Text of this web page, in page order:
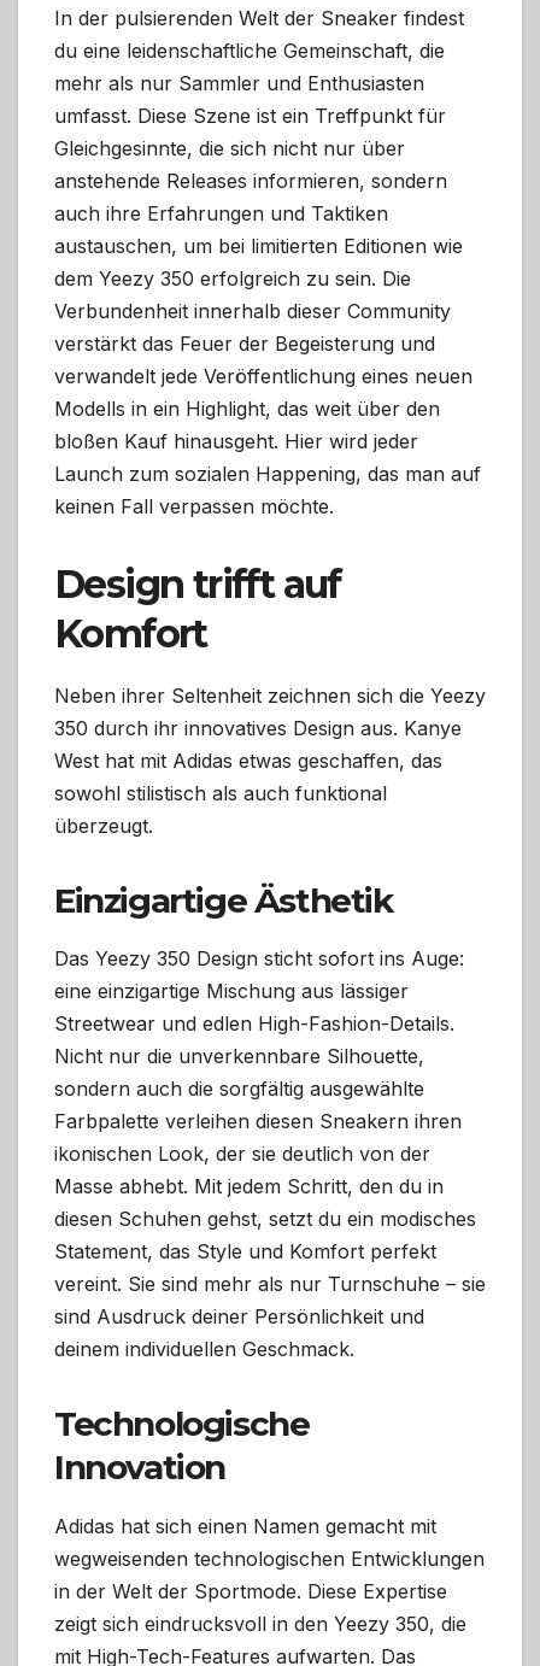
In der pulsierenden Welt der Sneaker findest
du eine leidenschaftliche Gemeinschaft, die
mehr als nur Sammler und Enthusiasten
umfasst. Diese Szene ist ein Treffpunkt für
Gleichgesinnte, die sich nicht nur über
anstehende Releases informieren, sondern
auch ihre Erfahrungen und Taktiken
austauschen, um bei limitierten Editionen wie
dem Yeezy 350 erfolgreich zu sein. Die
Verbundenheit innerhalb dieser Community
verstärkt das Feuer der Begeisterung und
verwandelt jede Veröffentlichung eines neuen
Modells in ein Highlight, das weit über den
bloßen Kauf hinausgeht. Hier wird jeder
Launch zum sozialen Happening, das man auf
keinen Fall verpassen möchte.
Design trifft auf
Komfort
Neben ihrer Seltenheit zeichnen sich die Yeezy
350 durch ihr innovatives Design aus. Kanye
West hat mit Adidas etwas geschaffen, das
sowohl stilistisch als auch funktional
überzeugt.
Einzigartige Ästhetik
Das Yeezy 350 Design sticht sofort ins Auge:
eine einzigartige Mischung aus lässiger
Streetwear und edlen High-Fashion-Details.
Nicht nur die unverkennbare Silhouette,
sondern auch die sorgfältig ausgewählte
Farbpalette verleihen diesen Sneakern ihren
ikonischen Look, der sie deutlich von der
Masse abhebt. Mit jedem Schritt, den du in
diesen Schuhen gehst, setzt du ein modisches
Statement, das Style und Komfort perfekt
vereint. Sie sind mehr als nur Turnschuhe – sie
sind Ausdruck deiner Persönlichkeit und
deinem individuellen Geschmack.
Technologische
Innovation
Adidas hat sich einen Namen gemacht mit
wegweisenden technologischen Entwicklungen
in der Welt der Sportmode. Diese Expertise
zeigt sich eindrucksvoll in den Yeezy 350, die
mit High-Tech-Features aufwarten. Das